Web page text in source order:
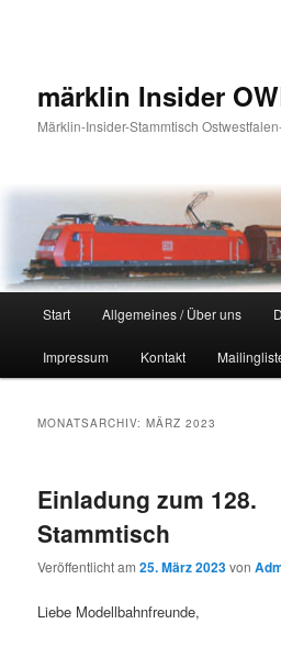
märklin Insider
Märklin-Insider-Stammtisch
Start Allgemeines / Über uns
Impressum Kontakt
MONATSARCHIV:MÄRZ 2023
Einladung zum 128.
Stammtisch
Veröffentlicht am25. März 2023von
Liebe Modellbahnfreunde,